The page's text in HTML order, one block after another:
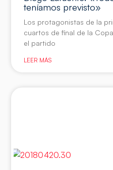
teníamos previsto»
Los protagonistas de la
cuartos de final de la
el partido
LEER MÁS